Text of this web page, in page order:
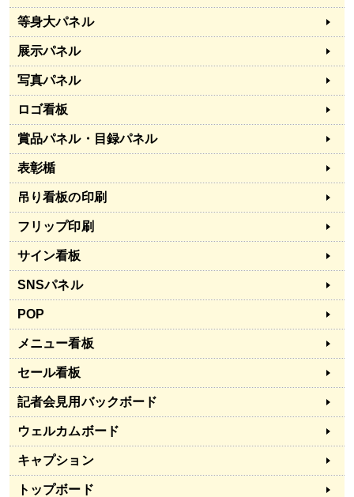
等身大パネル
展示パネル
写真パネル
ロゴ看板
賞品パネル・目録パネル
表彰楯
吊り看板の印刷
フリップ印刷
サイン看板
SNSパネル
POP
メニュー看板
セール看板
記者会見用バックボード
ウェルカムボード
キャプション
トップボード